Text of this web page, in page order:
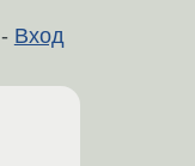
- Вход